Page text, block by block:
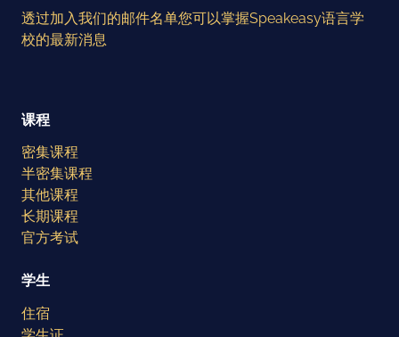
透过加入我们的邮件名单您可以掌握Speakeasy语言学
校的最新消息
课程
密集课程
半密集课程
其他课程
长期课程
官方考试
学生
住宿